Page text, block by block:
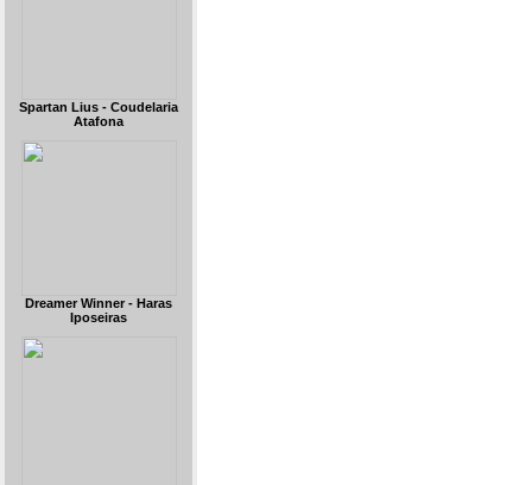
Spartan Lius - Coudelaria
Atafona
Dreamer Winner - Haras
Iposeiras